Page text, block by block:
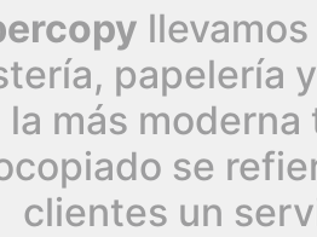
papelería
la más
se
clientes un